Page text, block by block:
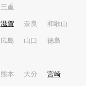
三重
滋賀 奈良 和歌山
広島 山口 徳島
熊本 大分 宮崎